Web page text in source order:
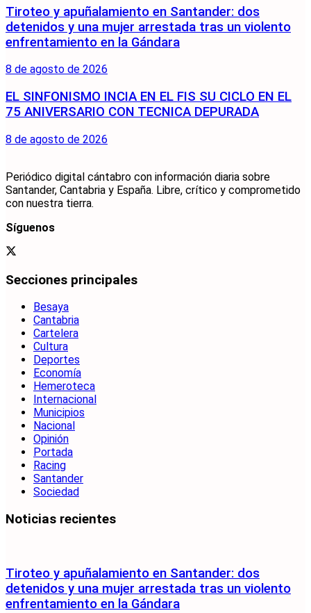
Tiroteo y apuñalamiento en Santander: dos
detenidos y una mujer arrestada tras un violento
enfrentamiento en la Gándara
8 de agosto de 2026
EL SINFONISMO INCIA EN EL FIS SU CICLO EN EL
75 ANIVERSARIO CON TECNICA DEPURADA
8 de agosto de 2026
Periódico digital cántabro con información diaria sobre
Santander, Cantabria y España. Libre, crítico y comprometido
con nuestra tierra.
Síguenos
Secciones principales
Besaya
Cantabria
Cartelera
Cultura
Deportes
Economía
Hemeroteca
Internacional
Municipios
Nacional
Opinión
Portada
Racing
Santander
Sociedad
Noticias recientes
Tiroteo y apuñalamiento en Santander: dos
detenidos y una mujer arrestada tras un violento
enfrentamiento en la Gándara